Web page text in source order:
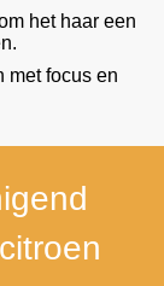
het haar een
met focus en